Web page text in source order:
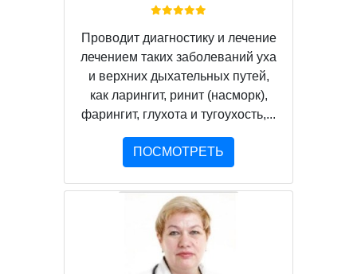
Проводит диагностику и лечение
лечением таких заболеваний уха
и верхних дыхательных путей,
как ларингит, ринит (насморк),
фарингит, глухота и тугоухость,...
ПОСМОТРЕТЬ